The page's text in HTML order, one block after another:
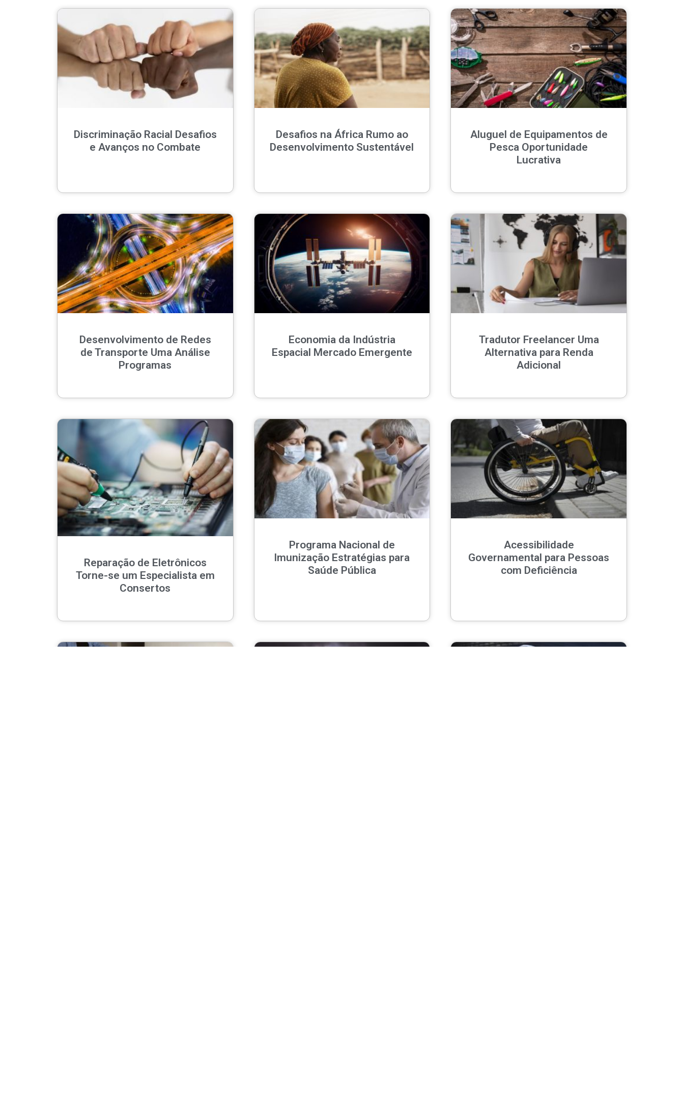
Discriminação Racial Desafios
e Avanços no Combate
Desafios na África Rumo ao
Desenvolvimento Sustentável
Aluguel de Equipamentos de
Pesca Oportunidade
Lucrativa
Desenvolvimento de Redes
de Transporte Uma Análise
Programas
Economia da Indústria
Espacial Mercado Emergente
Tradutor Freelancer Uma
Alternativa para Renda
Adicional
Reparação de Eletrônicos
Torne-se um Especialista em
Consertos
Programa Nacional de
Imunização Estratégias para
Saúde Pública
Acessibilidade
Governamental para Pessoas
com Deficiência